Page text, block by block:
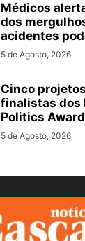
Médicos
dos
acidentes
5 de Agosto, 2026
Cinco
finalistas dos
Politics
5 de Agosto, 2026